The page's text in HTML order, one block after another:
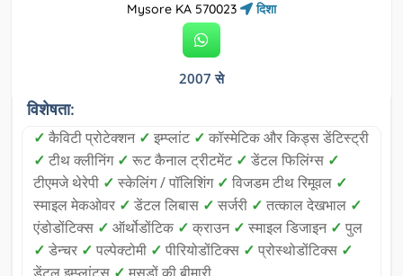
Mysore KA 570023
दिशा
2007 से
विशेषता:
✓ कैविटी प्रोटेक्शन ✓ इम्प्लांट ✓ कॉस्मेटिक और किड्स डेंटिस्ट्री
✓ टीथ क्लीनिंग ✓ रूट कैनाल ट्रीटमेंट ✓ डेंटल फिलिंग्स ✓
टीएमजे थेरेपी ✓ स्केलिंग / पॉलिशिंग ✓ विजडम टीथ रिमूवल ✓
स्माइल मेकओवर ✓ डेंटल लिबास ✓ सर्जरी ✓ तत्काल देखभाल ✓
एंडोडोंटिक्स ✓ ऑर्थोडोंटिक ✓ क्राउन ✓ स्माइल डिजाइन ✓ पुल
✓ डेन्चर ✓ पल्पेक्टोमी ✓ पीरियोडोंटिक्स ✓ प्रोस्थोडोंटिक्स ✓